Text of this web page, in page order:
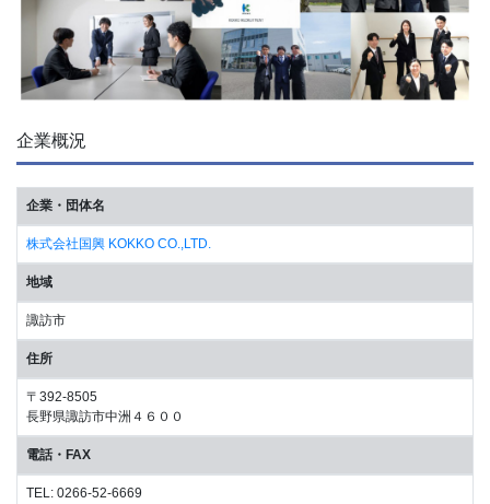
企業概況
企業・団体名
株式会社国興 KOKKO CO.,LTD.
地域
諏訪市
住所
〒392-8505
長野県諏訪市中洲４６００
電話・FAX
TEL: 0266-52-6669